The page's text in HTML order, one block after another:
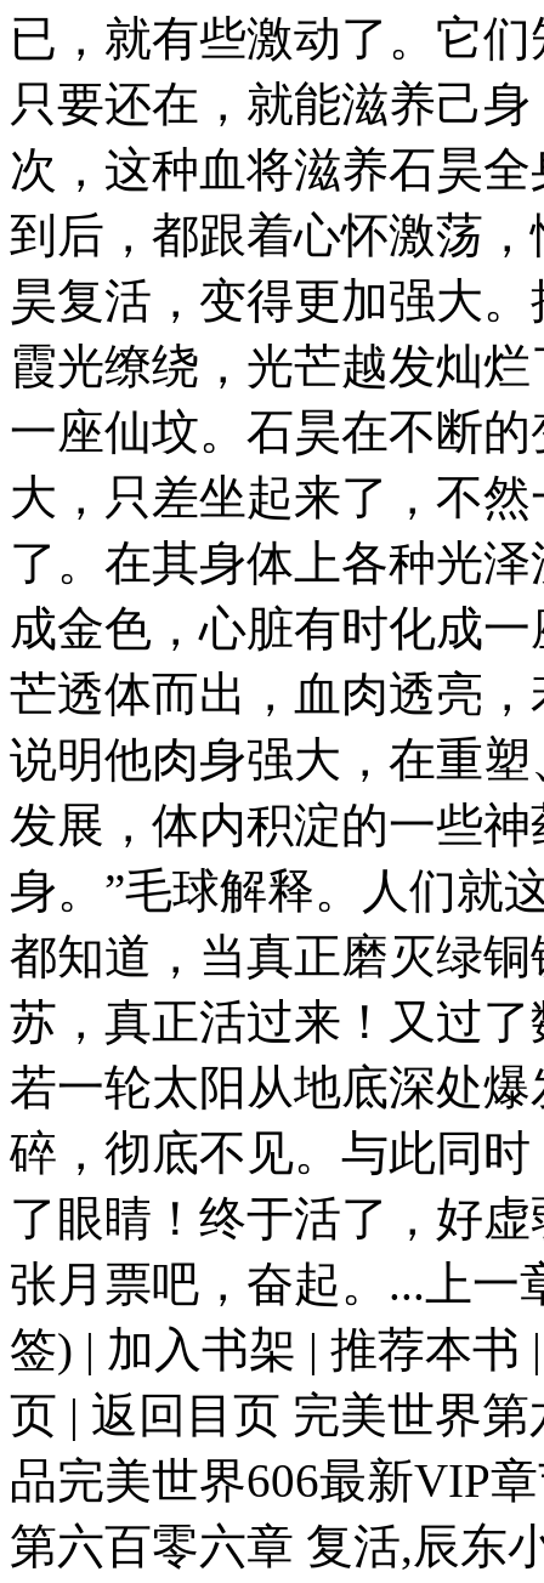
已，就有些激动了。它
只要还在，就能滋养己
次，这种血将滋养石昊
到后，都跟着心怀激荡
昊复活，变得更加强大
霞光缭绕，光芒越发灿
一座仙坟。石昊在不断
大，只差坐起来了，不
了。在其身体上各种光
成金色，心脏有时化成
芒透体而出，血肉透亮
说明他肉身强大，在重
发展，体内积淀的一些
身。”毛球解释。人们就
都知道，当真正磨灭绿
苏，真正活过来！又过
若一轮太阳从地底深处
碎，彻底不见。与此同
了眼睛！终于活了，好
张月票吧，奋起。...上一
签) | 加入书架 | 推荐本书
页 | 返回目页 完美世界
品完美世界606最新VIP
第六百零六章 复活,辰东